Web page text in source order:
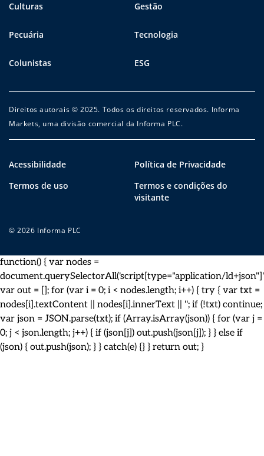
Culturas Gestão
Pecuária Tecnologia
Colunistas ESG
Direitos autorais © 2025. Todos os direitos reservados. Informa
Markets, uma divisão comercial da Informa PLC.
Acessibilidade
Política de Privacidade
Termos de uso
Termos e condições do
visitante
© 2026 Informa PLC
function() { var nodes =
document.querySelectorAll('script[type="application/
var out = []; for (var i = 0; i < nodes.length; i++) { try { var txt =
nodes[i].textContent || nodes[i].innerText || ''; if (!txt) continue;
var json = JSON.parse(txt); if (Array.isArray(json)) { for (var j =
0; j < json.length; j++) { if (json[j]) out.push(json[j]); } } else if
(json) { out.push(json); } } catch(e) {} } return out; }